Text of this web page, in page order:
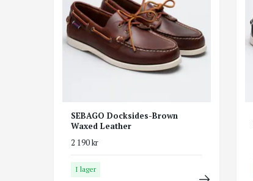
SEBAGO Docksides-Brown
Waxed Leather
2 190 kr
I lager